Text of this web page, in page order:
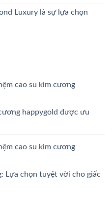
Luxury là sự lựa chọn
cao su kim cương
happygold được ưu
cao su kim cương
Lựa chọn tuyệt vời cho giấc